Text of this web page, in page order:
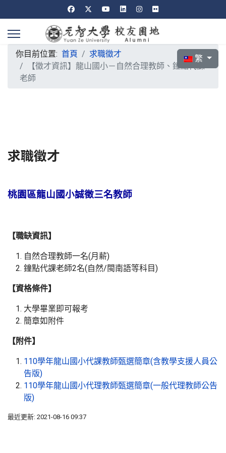
選擇你的語言
繁
你目前位置: 首頁
求職徵才
【徵才資訊】龍山國小－自然合理教師、鐘點代課
老師
求職徵才
桃園區龍山國小誠徵三名教師
【職缺資訊】
自然合理教師一名(月薪)
鐘點代課老師2名(自然/閩南語等科目)
【資格條件】
大學畢業即可報考
簡章如附件
【附件】
110學年龍山國小代課教師甄選簡章(含教學支援人員公
告版)
110學年龍山國小代理教師甄選簡章(一般代理教師公告
版)
最近更新: 2021-08-16 09:37